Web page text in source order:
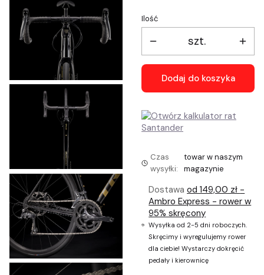
Ilość
szt.
Dodaj do koszyka
Czas
wysyłki:
towar w naszym
magazynie
Dostawaod 149,00 zł -
Ambro Express - rower w
95% skręcony
Wysyłka od 2-5 dni roboczych.
Skręcimy i wyregulujemy rower
dla ciebie! Wystarczy dokręcić
pedały i kierownicę